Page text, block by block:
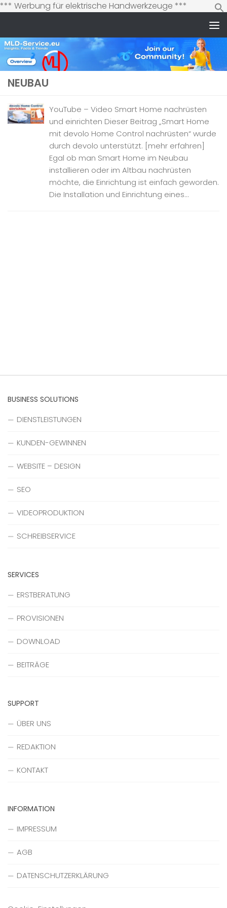
*** Werbung für elektrische Handwerkzeuge ***
Inhalt
NEUBAU
YouTube – Video Smart Home nachrüsten
und einrichten Dieser Beitrag „Smart Home
mit devolo Home Control nachrüsten“ wurde
durch devolo unterstützt. [mehr erfahren]
Egal ob man Smart Home im Neubau
installieren oder im Altbau nachrüsten
möchte, die Einrichtung ist einfach geworden.
Die Installation und Einrichtung eines...
BUSINESS SOLUTIONS
DIENSTLEISTUNGEN
KUNDEN-GEWINNEN
WEBSITE – DESIGN
SEO
VIDEOPRODUKTION
SCHREIBSERVICE
SERVICES
ERSTBERATUNG
PROVISIONEN
DOWNLOAD
BEITRÄGE
SUPPORT
ÜBER UNS
REDAKTION
KONTAKT
INFORMATION
IMPRESSUM
AGB
DATENSCHUTZERKLÄRUNG